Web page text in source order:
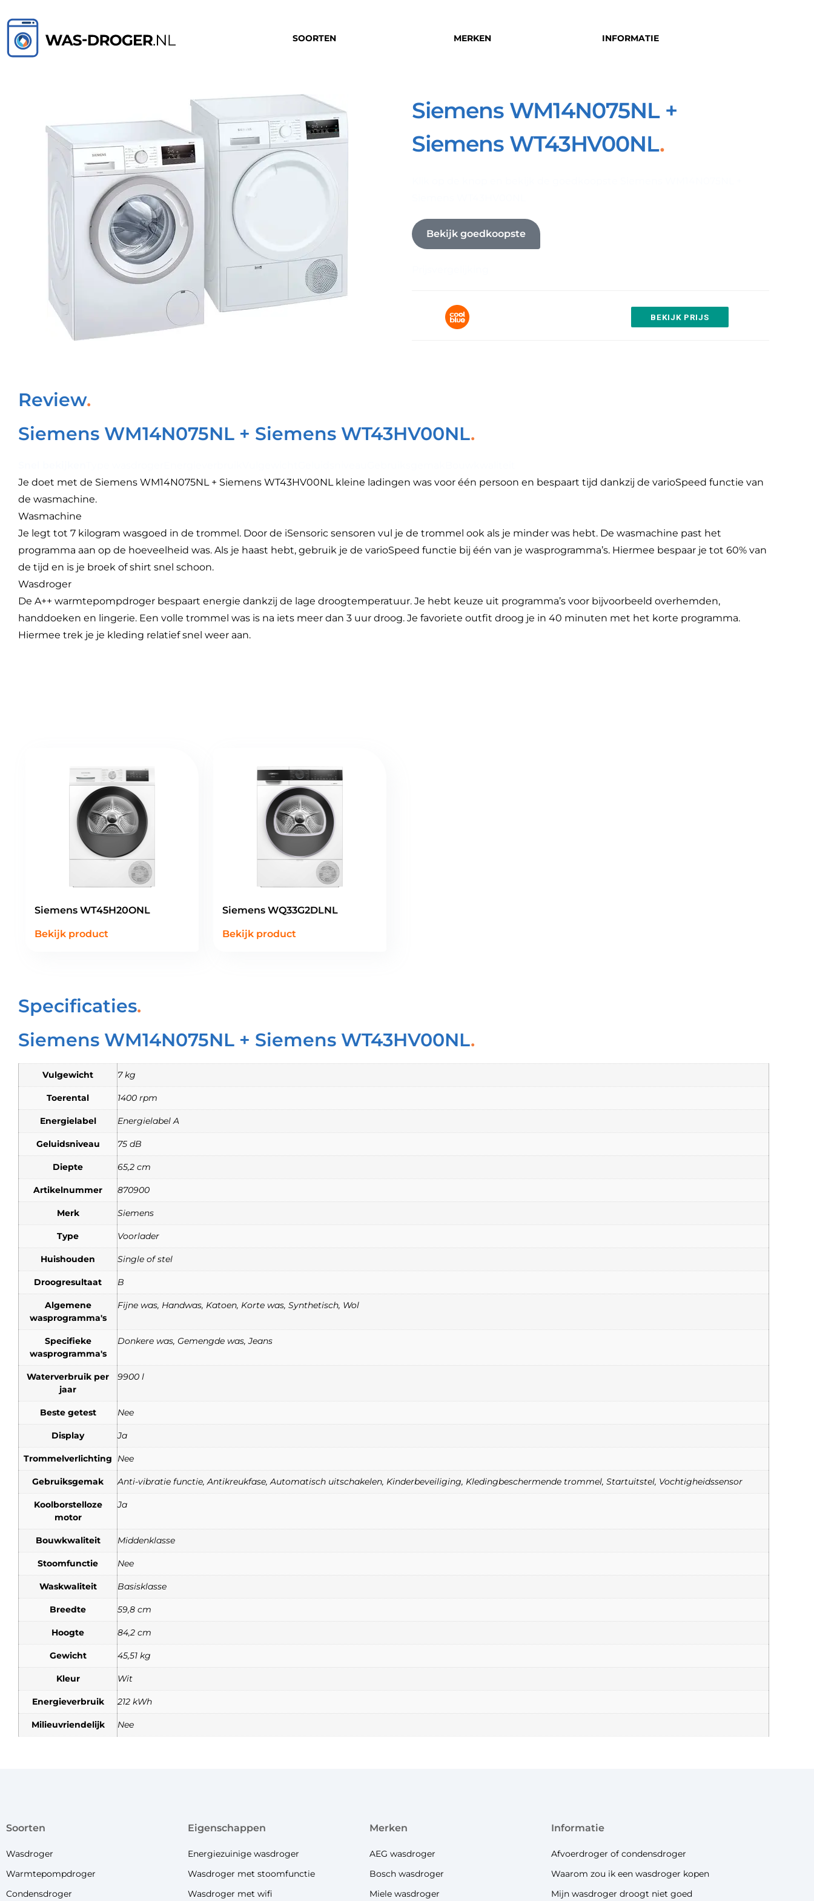
SOORTEN MERKEN INFORMATIE
Siemens WM14N075NL +
Siemens WT43HV00NL
Bekijk goedkoopste
BEKIJK PRIJS
Review
Siemens WM14N075NL + Siemens WT43HV00NL
Je doet met de Siemens WM14N075NL + Siemens WT43HV00NL kleine ladingen was voor één persoon en bespaart tijd dankzij de varioSpeed functie van
de wasmachine.
Wasmachine
Je legt tot 7 kilogram wasgoed in de trommel. Door de iSensoric sensoren vul je de trommel ook als je minder was hebt. De wasmachine past het
programma aan op de hoeveelheid was. Als je haast hebt, gebruik je de varioSpeed functie bij één van je wasprogramma’s. Hiermee bespaar je tot 60% van
de tijd en is je broek of shirt snel schoon.
Wasdroger
De A++ warmtepompdroger bespaart energie dankzij de lage droogtemperatuur. Je hebt keuze uit programma’s voor bijvoorbeeld overhemden,
handdoeken en lingerie. Een volle trommel was is na iets meer dan 3 uur droog. Je favoriete outfit droog je in 40 minuten met het korte programma.
Hiermee trek je je kleding relatief snel weer aan.
Siemens WT45H20ONL
Bekijk product
Siemens WQ33G2DLNL
Bekijk product
Specificaties
Siemens WM14N075NL + Siemens WT43HV00NL
Vulgewicht 7 kg
Toerental 1400 rpm
Energielabel Energielabel A
Geluidsniveau 75 dB
Diepte 65,2 cm
Artikelnummer 870900
Merk Siemens
Type Voorlader
Huishouden Single of stel
Droogresultaat B
Algemene
wasprogramma's
Fijne was, Handwas, Katoen, Korte was, Synthetisch, Wol
Specifieke
wasprogramma's
Donkere was, Gemengde was, Jeans
Waterverbruik per
jaar
9900 l
Beste getest Nee
Display Ja
Trommelverlichting Nee
Gebruiksgemak Anti-vibratie functie, Antikreukfase, Automatisch uitschakelen, Kinderbeveiliging, Kledingbeschermende trommel, Startuitstel, Vochtigheidssensor
Koolborstelloze
motor
Ja
Bouwkwaliteit Middenklasse
Stoomfunctie Nee
Waskwaliteit Basisklasse
Breedte 59,8 cm
Hoogte 84,2 cm
Gewicht 45,51 kg
Kleur Wit
Energieverbruik 212 kWh
Milieuvriendelijk Nee
soorten
Wasdroger
Warmtepompdroger
Condensdroger
eigenschappen
Energiezuinige wasdroger
Wasdroger met stoomfunctie
Wasdroger met wifi
merken
AEG wasdroger
Bosch wasdroger
Miele wasdroger
informatie
Afvoerdroger of condensdroger
Waarom zou ik een wasdroger kopen
Mijn wasdroger droogt niet goed